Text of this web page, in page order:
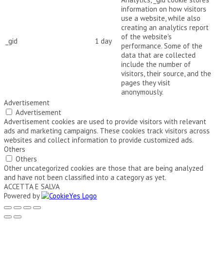
_gid 1 day
information on how visitors
use a website, while also
creating an analytics report
of the website's
performance. Some of the
data that are collected
include the number of
visitors, their source, and the
pages they visit
anonymously.
Advertisement
Advertisement
Advertisement cookies are used to provide visitors with relevant
ads and marketing campaigns. These cookies track visitors across
websites and collect information to provide customized ads.
Others
Others
Other uncategorized cookies are those that are being analyzed
and have not been classified into a category as yet.
ACCETTA E SALVA
Powered by